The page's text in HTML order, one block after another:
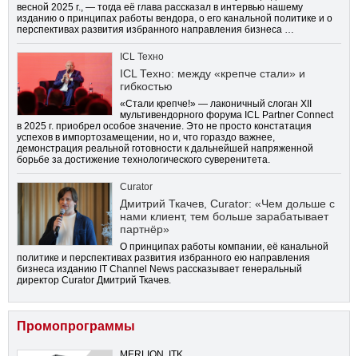
весной 2025 г., — тогда её глава рассказал в интервью нашему
изданию о принципах работы вендора, о его канальной политике и о
перспективах развития избранного направления бизнеса …
ICL Техно
ICL Техно: между «крепче стали» и
гибкостью
«Стали крепче!» — лаконичный слоган XII
мультивендорного форума ICL Partner Connect
в 2025 г. приобрел особое значение. Это не просто констатация
успехов в импортозамещении, но и, что гораздо важнее,
демонстрация реальной готовности к дальнейшей напряженной
борьбе за достижение технологического суверенитета.
Curator
Дмитрий Ткачев, Curator: «Чем дольше с
нами клиент, тем больше зарабатывает
партнёр»
О принципах работы компании, её канальной
политике и перспективах развития избранного ею направления
бизнеса изданию IT Channel News рассказывает генеральный
директор Curator Дмитрий Ткачев.
Промопрограммы